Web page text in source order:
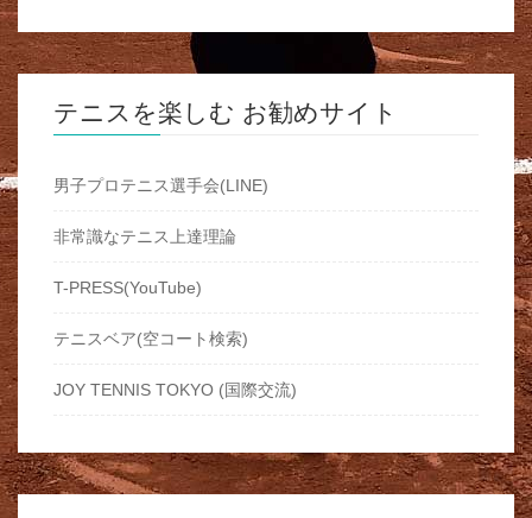
テニスを楽しむ お勧めサイト
男子プロテニス選手会(LINE)
非常識なテニス上達理論
T-PRESS(YouTube)
テニスベア(空コート検索)
JOY TENNIS TOKYO (国際交流)